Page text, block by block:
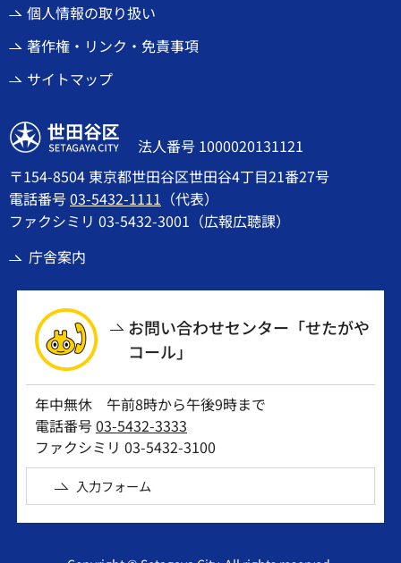
個人情報の取り扱い
著作権・リンク・免責事項
サイトマップ
世田谷区
法人番号 1000020131121
〒154-8504 東京都世田谷区世田谷4丁目21番27号
電話番号03-5432-1111 （代表）
ファクシミリ 03-5432-3001（広報広聴課）
庁舎案内
お問い合わせセンター「せたがや
コール」
年中無休 午前8時から午後9時まで
電話番号03-5432-3333
ファクシミリ 03-5432-3100
入力フォーム